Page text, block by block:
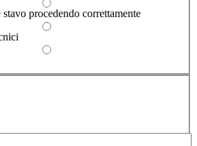
procedendo correttamente